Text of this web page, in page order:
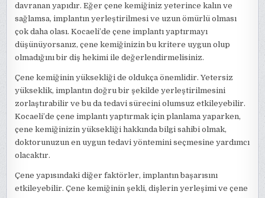
davranan yapıdır. Eğer çene kemiğiniz yeterince kalın ve
sağlamsa, implantın yerleştirilmesi ve uzun ömürlü olması
çok daha olası. Kocaeli’de çene implantı yaptırmayı
düşünüyorsanız, çene kemiğinizin bu kritere uygun olup
olmadığını bir diş hekimi ile değerlendirmelisiniz.
Çene kemiğinin yüksekliği de oldukça önemlidir. Yetersiz
yükseklik, implantın doğru bir şekilde yerleştirilmesini
zorlaştırabilir ve bu da tedavi sürecini olumsuz etkileyebilir.
Kocaeli’de çene implantı yaptırmak için planlama yaparken,
çene kemiğinizin yüksekliği hakkında bilgi sahibi olmak,
doktorunuzun en uygun tedavi yöntemini seçmesine yardımcı
olacaktır.
Çene yapısındaki diğer faktörler, implantın başarısını
etkileyebilir. Çene kemiğinin şekli, dişlerin yerleşimi ve çene